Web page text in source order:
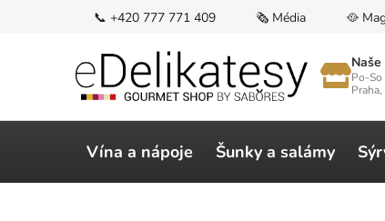
📞 +420 777 771 409 🗞️ Média 🥘
Po-
Vína a nápoje Šunky a salámy